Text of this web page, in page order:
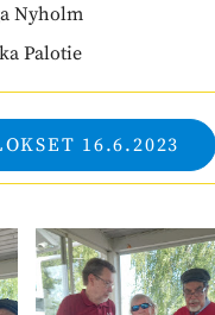
Nyholm
Palotie
16.6.2023